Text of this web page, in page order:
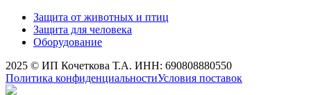
Защита от животных и птиц
Защита для человека
Оборудование
2025 © ИП Кочеткова Т.А. ИНН: 690808880550
Политика конфиденциальностиУсловия поставок